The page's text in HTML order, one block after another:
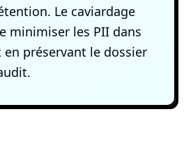
Le caviardage
minimiser les PII dans
préservant le dossier